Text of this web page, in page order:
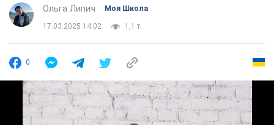
Ольга Липич Моя Школа
17.03.2025 14:02 1,1 т.
0